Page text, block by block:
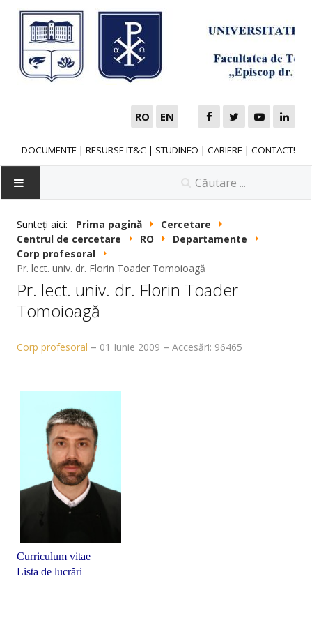
RO EN
DOCUMENTE | RESURSE IT&C | STUDINFO | CARIERE | CONTACT!
NOUTĂȚI
FACULTATE
Despre noi
Conducerea facultății
Consiliul facultății
Consiliul departamentului
Administraţie
Comisii pe facultate
Relații internaționale
Alegeri academice
Sunteți aici: Prima pagină
Cercetare
Centrul de cercetare
RO
Departamente
Corp profesoral
Pr. lect. univ. dr. Florin Toader Tomoioagă
Pr. lect. univ. dr. Florin Toader
Tomoioagă
Corp profesoral 01 Iunie 2009 Accesări: 96465
Curriculum vitae
Lista de lucrări